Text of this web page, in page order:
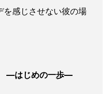
感じさせない彼の場
―はじめの一歩―